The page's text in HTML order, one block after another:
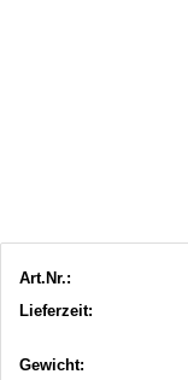
Art.Nr.:
Lieferzeit:
Gewicht: